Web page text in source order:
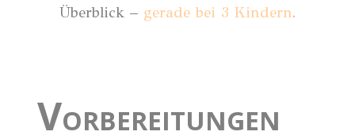
Überblick – gerade bei 3 Kindern.
VORBEREITUNGEN